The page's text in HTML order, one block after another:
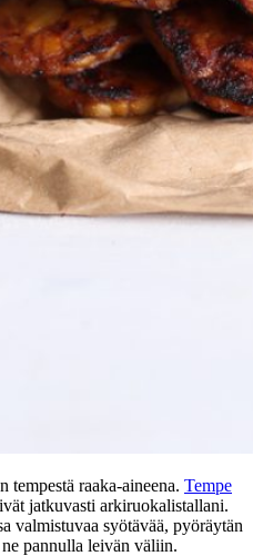
tempestä raaka-aineena. Tempe
jatkuvasti arkiruokalistallani.
valmistuvaa syötävää, pyöräytän
ne pannulla leivän väliin.